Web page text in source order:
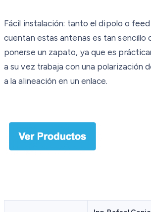
Fácil instalación: tanto el dipolo o
cuentan estas antenas es tan sencillo
ponerse un zapato, ya que es
a su vez trabaja con una polarización
a la alineación en un enlace.